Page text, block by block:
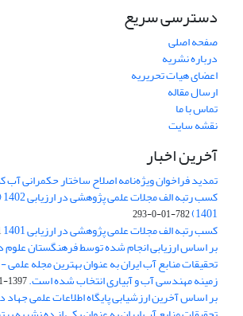
دسترسی سریع
صفحه اصلی
درباره نشریه
اعضای هیات تحریریه
ارسال مقاله
تماس با ما
نقشه سایت
آخرین اخبار
تمدید فراخوان ویژه‌نامه اصلاح ساختار حکمرانی آب
1401)
782-01-0-293
کسب رتبه الف مجلات علمی پژوهشی در ارزیابی 1401
تحقیقات منابع آب ایران به عنوان بهترین مجله
زمینه مهندسی آب و آبیاری انتخاب شده است.1397-11-01
بر اساس آخرین ارزشیابی پایگاه اطلاعات علمی جهاد